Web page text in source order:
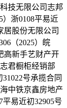
技无限公司志邦
）浙0108平易近
居股份无限公司
（2025）皖
高新手艺财产开
君橱柜经销部
31022号承揽合同
中铁京鑫房地产
平易近初32905号